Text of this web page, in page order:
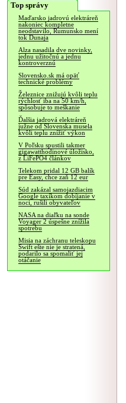
Top správy
Maďarsko jadrovú elektráreň
nakoniec kompletne
neodstavilo, Rumunsko mení
tok Dunaja
Alza nasadila dve novinky,
jednu užitočnú a jednu
kontroverznú
Slovensko.sk má opäť
technické problémy
Železnice znižujú kvôli teplu
rýchlosť iba na 50 km/h,
spôsobuje to meškanie
Ďalšia jadrová elektráreň
južne od Slovenska musela
kvôli teplu znížiť výkon
V Poľsku spustili takmer
gigawatthodinové úložisko,
z LiFePO4 článkov
Telekom pridal 12 GB balík
pre Easy, chce zaň 12 eur
Súd zakázal samojazdiacim
Google taxíkom dobíjanie v
noci, rušili obyvateľov
NASA na diaľku na sonde
Voyager 2 úspešne znížila
spotrebu
Misia na záchranu teleskopu
Swift ešte nie je stratená,
podarilo sa spomaliť jej
otáčanie